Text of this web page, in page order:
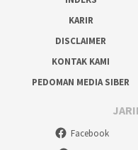
KARIR
DISCLAIMER
KONTAK KAMI
PEDOMAN MEDIA SIBER
Facebook